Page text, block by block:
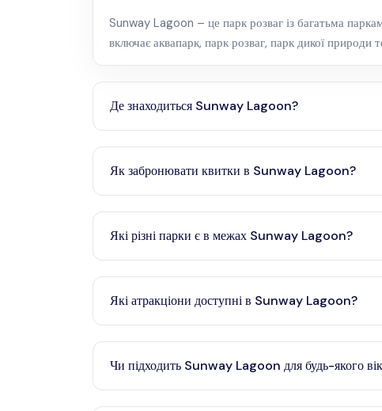
Sunway Lagoon – це парк розваг із багатьма
включає аквапарк, парк розваг, парк дикої природи
Де знаходиться Sunway Lagoon?
Sunway Lagoon розташований у Петалінг-Джая,
Як забронювати квитки в Sunway Lagoon?
Ви можете забронювати квитки в Sunway Lagoon
квитки та можливі знижки.
Які різні парки є в межах Sunway Lagoon?
Sunway Lagoon включає аквапарк, парк розваг,
Lost Lagoon.
Які атракціони доступні в Sunway Lagoon?
Sunway Lagoon пропонує різноманітні атракціони,
сімейні атракціони.
Чи підходить Sunway Lagoon для будь-якого
Так, у Sunway Lagoon є атракціони, придатні для